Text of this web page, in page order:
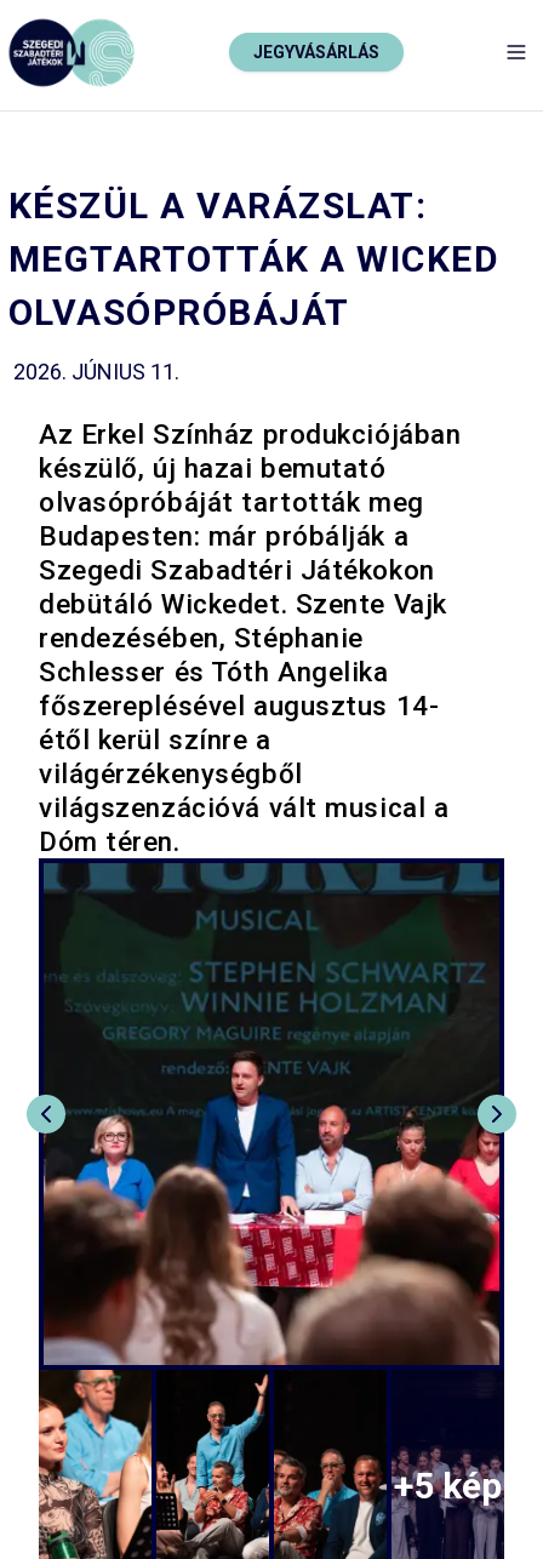
JEGYVÁSÁRLÁS
KÉSZÜL A VARÁZSLAT:
MEGTARTOTTÁK A WICKED
OLVASÓPRÓBÁJÁT
2026. JÚNIUS 11.
Az Erkel Színház produkciójában
készülő, új hazai bemutató
olvasópróbáját tartották meg
Budapesten: már próbálják a
Szegedi Szabadtéri Játékokon
debütáló Wickedet. Szente Vajk
rendezésében, Stéphanie
Schlesser és Tóth Angelika
főszereplésével augusztus 14-
étől kerül színre a
világérzékenységből
világszenzációvá vált musical a
Dóm téren.
+5kép